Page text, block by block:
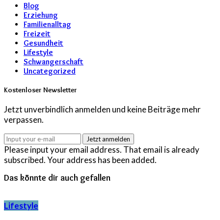
Blog
Erziehung
Familienalltag
Freizeit
Gesundheit
Lifestyle
Schwangerschaft
Uncategorized
Kostenloser Newsletter
Jetzt unverbindlich anmelden und keine Beiträge mehr
verpassen.
Jetzt anmelden
Please input your email address. That email is already
subscribed.Your address has been added.
Das könnte dir auch gefallen
Lifestyle